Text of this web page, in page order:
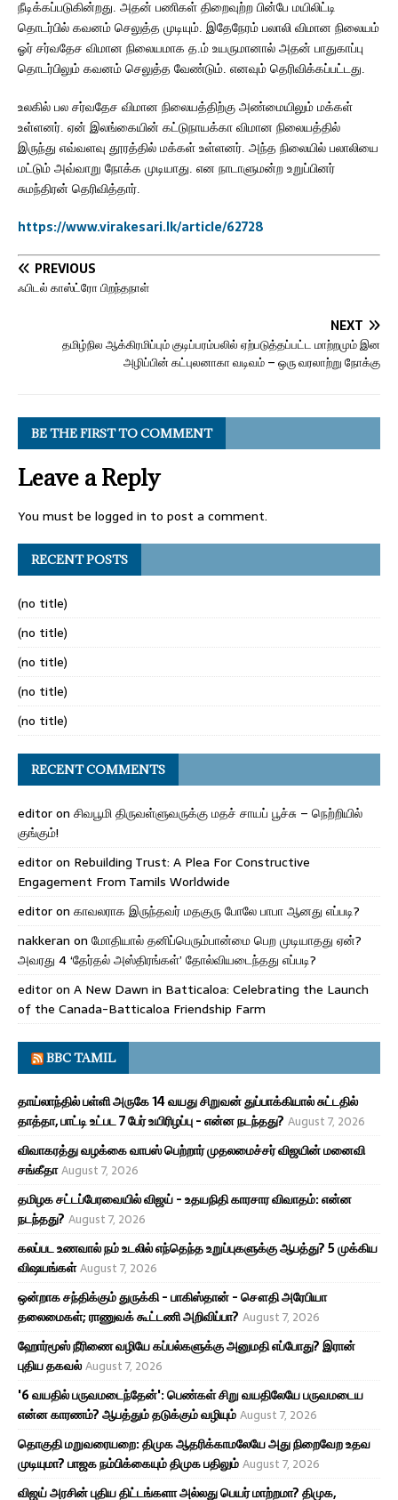
நீடிக்கப்படுகின்றது. அதன் பணிகள் திறைவுற்ற பின்பே மயிலிட்டி
தொடர்பில் கவனம் செலுத்த முடியும். இதேநேரம் பலாலி விமான நிலையம்
ஓர் சர்வதேச விமான நிலையமாக த.ம் உயருமானால் அதன் பாதுகாப்பு
தொடர்பிலும் கவனம் செலுத்த வேண்டும். எனவும் தெரிவிக்கப்பட்டது.
உலகில் பல சர்வதேச விமான நிலையத்திற்கு அண்மையிலும் மக்கள்
உள்ளனர். ஏன் இலங்கையின் கட்டுநாயக்கா விமான நிலையத்தில்
இருந்து எவ்வளவு தூரத்தில் மக்கள் உள்ளனர். அந்த நிலையில் பலாலியை
மட்டும் அவ்வாறு நோக்க முடியாது. என நாடாளுமன்ற உறுப்பினர்
சுமந்திரன் தெரிவித்தார்.
https://www.virakesari.lk/article/62728
PREVIOUS
ஃபிடல் காஸ்ட்ரோ பிறந்தநாள்
NEXT
தமிழ்நில ஆக்கிரமிப்பும் குடிப்பரம்பலில் ஏற்படுத்தப்பட்ட மாற்றமும் இன
அழிப்பின் கட்புலனாகா வடிவம் – ஒரு வரலாற்று நோக்கு
BE THE FIRST TO COMMENT
Leave a Reply
You must be logged in to post a comment.
RECENT POSTS
(no title)
(no title)
(no title)
(no title)
(no title)
RECENT COMMENTS
editoron சிவபூமி திருவள்ளுவருக்கு மதச் சாயப் பூச்சு – நெற்றியில்
குங்கும்!
editoron Rebuilding Trust: A Plea For Constructive
Engagement From Tamils Worldwide
editoron காவலராக இருந்தவர் மதகுரு போலே பாபா ஆனது எப்படி?
nakkeran on மோதியால் தனிப்பெரும்பான்மை பெற முடியாதது ஏன்?
அவரது 4 ‘தேர்தல் அஸ்திரங்கள்’ தோல்வியடைந்தது எப்படி?
editoron A New Dawn in Batticaloa: Celebrating the Launch
of the Canada-Batticaloa Friendship Farm
BBC TAMIL
தாய்லாந்தில் பள்ளி அருகே 14 வயது சிறுவன் துப்பாக்கியால் சுட்டதில்
தாத்தா, பாட்டி உட்பட 7 பேர் உயிரிழப்பு - என்ன நடந்தது? August 7, 2026
விவாகரத்து வழக்கை வாபஸ் பெற்றார் முதலமைச்சர் விஜயின் மனைவி
சங்கீதாAugust 7, 2026
தமிழக சட்டப்பேரவையில் விஜய் - உதயநிதி காரசார விவாதம்: என்ன
நடந்தது? August 7, 2026
கலப்பட உணவால் நம் உடலில் எந்தெந்த உறுப்புகளுக்கு ஆபத்து? 5 முக்கிய
விஷயங்கள்August 7, 2026
ஒன்றாக சந்திக்கும் துருக்கி - பாகிஸ்தான் - சௌதி அரேபியா
தலைமைகள்; ராணுவக் கூட்டணி அறிவிப்பா? August 7, 2026
ஹோர்மூஸ் நீரிணை வழியே கப்பல்களுக்கு அனுமதி எப்போது? இரான்
புதிய தகவல்August 7, 2026
'6 வயதில் பருவமடைந்தேன்': பெண்கள் சிறு வயதிலேயே பருவமடைய
என்ன காரணம்? ஆபத்தும் தடுக்கும் வழியும்August 7, 2026
தொகுதி மறுவரையறை: திமுக ஆதரிக்காமலேயே அது நிறைவேற உதவ
முடியுமா? பாஜக நம்பிக்கையும் திமுக பதிலும்August 7, 2026
விஜய் அரசின் புதிய திட்டங்களா அல்லது பெயர் மாற்றமா? திமுக,